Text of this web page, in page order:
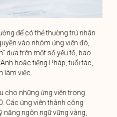
để có thẻ thường trú nhân
vào nhóm ứng viên đó,
dựa trên một số yếu tố, bao
hoặc tiếng Pháp, tuổi tác,
làm việc.
cho những ứng viên trong
Các ứng viên thành công
năng ngôn ngữ vững vàng,